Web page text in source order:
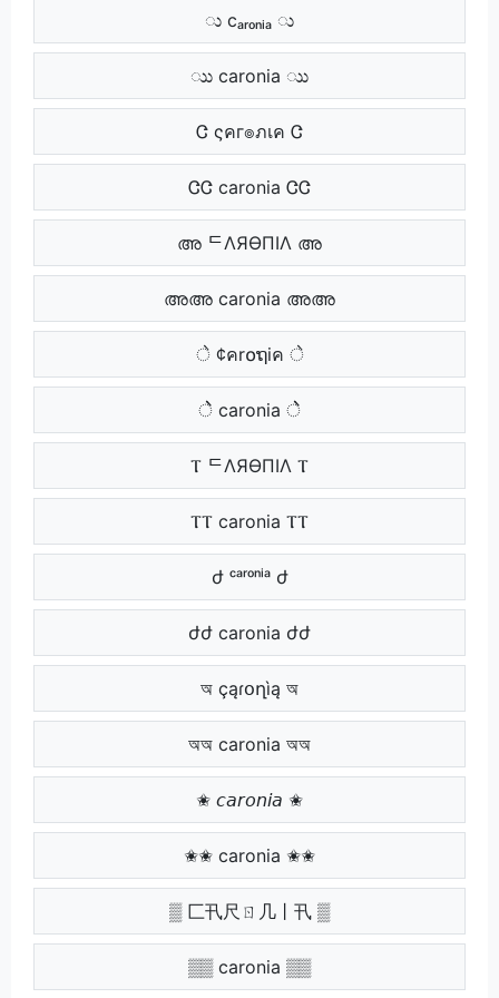
ು cₐᵣₒₙᵢₐ ು
ುು caronia ುು
Ꮳ ςคг๏ภเค Ꮳ
ᏣᏣ caronia ᏣᏣ
അ ᄃΛЯӨПIΛ അ
അഅ caronia അഅ
े ¢คr໐ຖiค े
ेे caronia ेे
Ⲧ ᄃΛЯӨПIΛ Ⲧ
ⲦⲦ caronia ⲦⲦ
ժ ᶜᵃʳᵒⁿⁱᵃ ժ
ժժ caronia ժժ
অ çąɾօղìą অ
অঅ caronia অঅ
✬ 𝘤𝘢𝘳𝘰𝘯𝘪𝘢 ✬
✬✬ caronia ✬✬
▒ 匚卂尺ㄖ几丨卂 ▒
▒▒ caronia ▒▒